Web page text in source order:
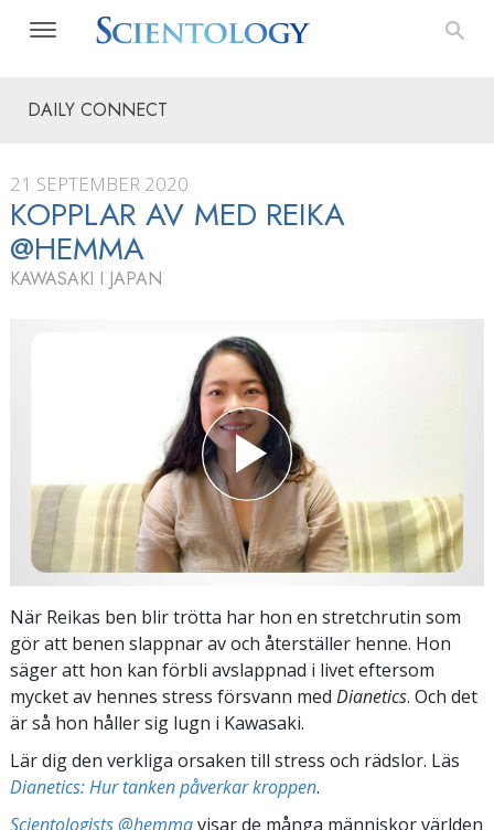
DAILY CONNECT
21 SEPTEMBER 2020
KOPPLAR AV MED REIKA
@HEMMA
KAWASAKI I JAPAN
När Reikas ben blir trötta har hon en stretchrutin som
gör att benen slappnar av och återställer henne. Hon
säger att hon kan förbli avslappnad i livet eftersom
mycket av hennes stress försvann med Dianetics. Och det
är så hon håller sig lugn i Kawasaki.
Lär dig den verkliga orsaken till stress och rädslor. Läs
Dianetics: Hur tanken påverkar kroppen.
Scientologists @hemmavisar de många människor världen